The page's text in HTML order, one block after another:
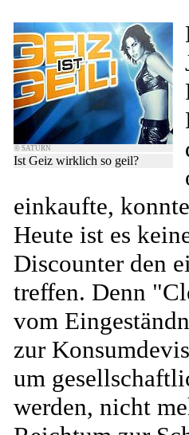
© SATURN
Ist Geiz wirklich so geil?
einkaufte,
Heute ist es
Discounter den
treffen. Denn
vom
zur
um
werden, nicht